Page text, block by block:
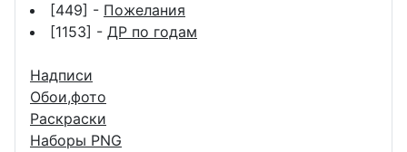
[449] - Пожелания
[1153] - ДР по годам
Надписи
Обои,фото
Раскраски
Наборы PNG